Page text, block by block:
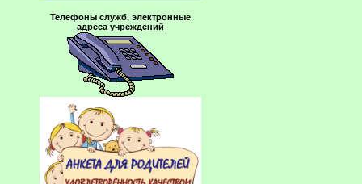
Телефоны служб, электронные
адреса учреждений